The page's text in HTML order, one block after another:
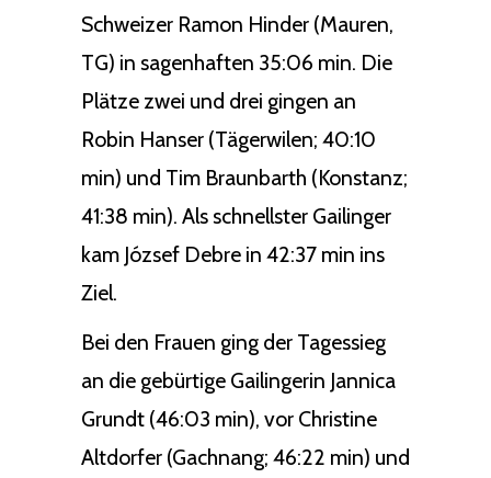
Schweizer Ramon Hinder (Mauren,
TG) in sagenhaften 35:06 min. Die
Plätze zwei und drei gingen an
Robin Hanser (Tägerwilen; 40:10
min) und Tim Braunbarth (Konstanz;
41:38 min). Als schnellster Gailinger
kam József Debre in 42:37 min ins
Ziel.
Bei den Frauen ging der Tagessieg
an die gebürtige Gailingerin Jannica
Grundt (46:03 min), vor Christine
Altdorfer (Gachnang; 46:22 min) und